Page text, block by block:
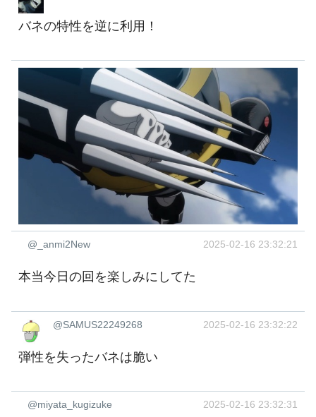
バネの特性を逆に利用！
@_anmi2New 2025-02-16 23:32:21
本当今日の回を楽しみにしてた
@SAMUS22249268 2025-02-16 23:32:22
弾性を失ったバネは脆い
@miyata_kugizuke 2025-02-16 23:32:31